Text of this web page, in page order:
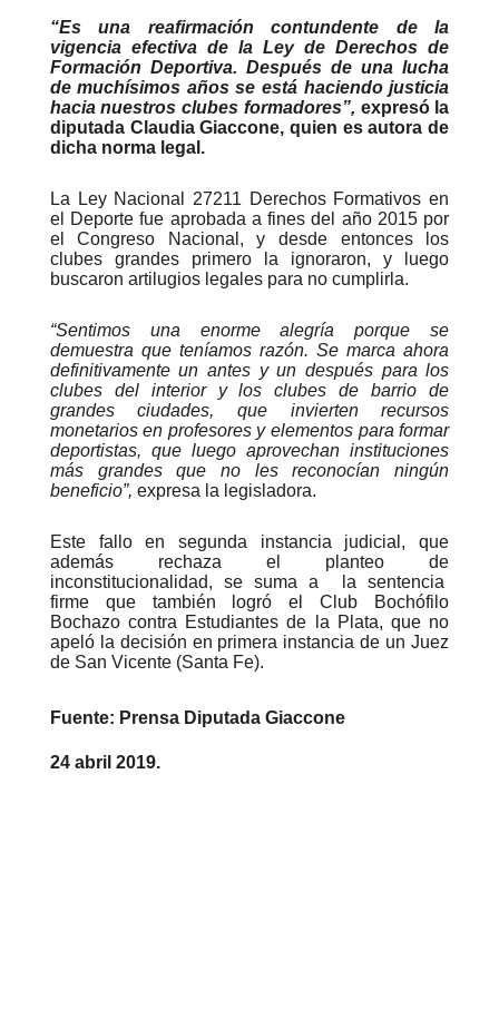
“Es una reafirmación contundente de la
vigencia efectiva de la Ley de Derechos de
Formación Deportiva. Después de una lucha
de muchísimos años se está haciendo justicia
hacia nuestros clubes formadores”, expresó la
diputada Claudia Giaccone, quien es autora de
dicha norma legal.
La Ley Nacional 27211 Derechos Formativos en
el Deporte fue aprobada a fines del año 2015 por
el Congreso Nacional, y desde entonces los
clubes grandes primero la ignoraron, y luego
buscaron artilugios legales para no cumplirla.
“Sentimos una enorme alegría porque se
demuestra que teníamos razón. Se marca ahora
definitivamente un antes y un después para los
clubes del interior y los clubes de barrio de
grandes ciudades, que invierten recursos
monetarios en profesores y elementos para formar
deportistas, que luego aprovechan instituciones
más grandes que no les reconocían ningún
beneficio”, expresa la legisladora.
Este fallo en segunda instancia judicial, que
además rechaza el planteo de
inconstitucionalidad, se suma a la sentencia
firme que también logró el Club Bochófilo
Bochazo contra Estudiantes de la Plata, que no
apeló la decisión en primera instancia de un Juez
de San Vicente (Santa Fe).
Fuente: Prensa Diputada Giaccone
24 abril 2019.